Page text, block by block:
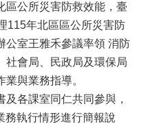
區公所災害防救效能，臺
115年北區區公所災害防
公室王雅禾參議率領 消防
社會局、民政局及環保局
與業務指導。
各課室同仁共同參與，
務執行情形進行簡報說